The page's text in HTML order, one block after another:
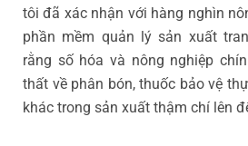
tôi đã xác nhận với hàng nghìn
phần mềm quản lý sản xuất
rằng số hóa và nông nghiệp
thất về phân bón, thuốc bảo vệ
khác trong sản xuất thậm chí lên